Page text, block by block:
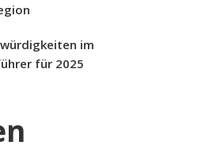
im
für 2025